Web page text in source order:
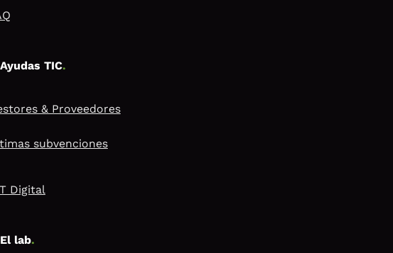
Ayudas TIC.
& Proveedores
subvenciones
Digital
El lab.